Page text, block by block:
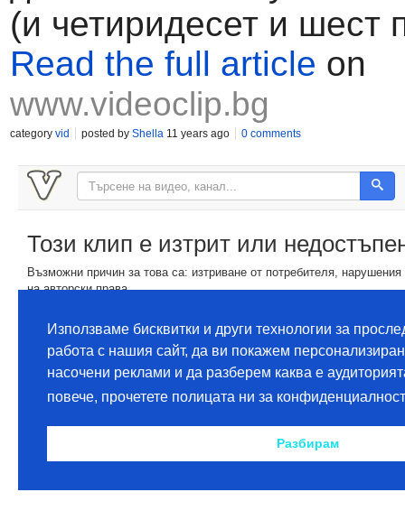
(и четиридесет и шест
Read the full article on
www.videoclip.bg
category vid posted by Shella 11 years ago 0 comments